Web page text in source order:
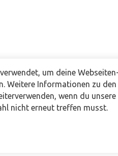
um deine
Weitere Informationen zu
wenn du
nicht erneut treffen musst.